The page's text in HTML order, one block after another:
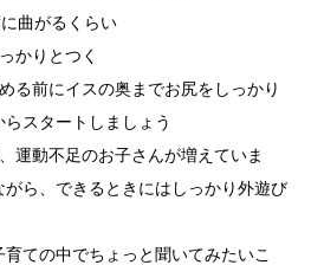
曲がるくらい
かりとつく
る前にイスの奥までお尻をしっかり
スタートしましょう
運動不足のお子さんが増えていま
ら、できるときにはしっかり外遊び
ての中でちょっと聞いてみたいこ